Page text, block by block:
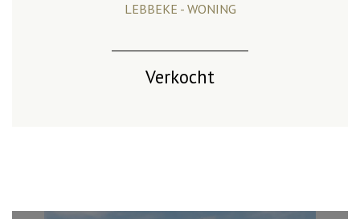
346 m² 3
LEBBEKE - WONING
Verkocht